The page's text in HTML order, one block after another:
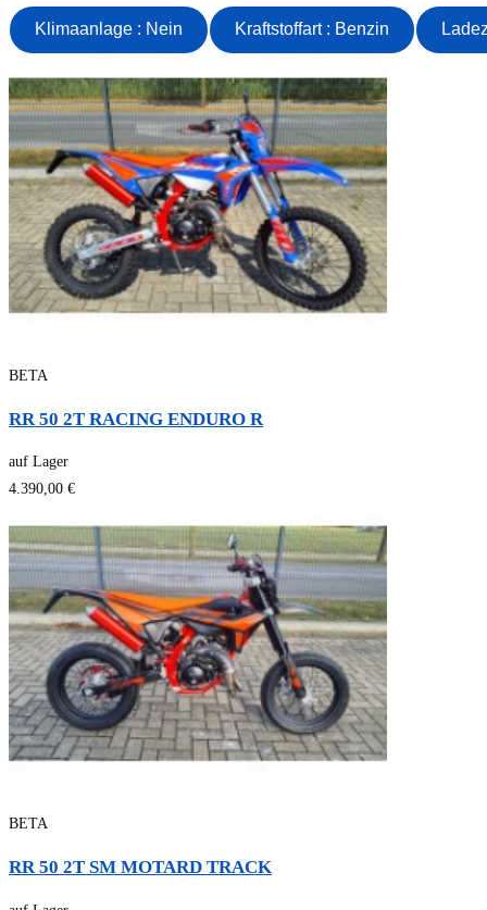
Klimaanlage : Nein Kraftstoffart : Benzin
BETA
RR 50 2T RACING ENDURO R
auf Lager
4.390,00 €
BETA
RR 50 2T SM MOTARD TRACK